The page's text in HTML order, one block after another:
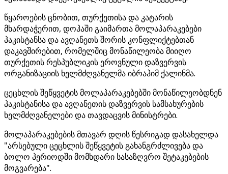
წყაროების ცნობით, თურქეთისა და კატარის
მხარდაჭერით, დოჰაში გაიმართა მოლაპარაკებები
პაკისტანსა და ავღანეთს შორის კონფლიქტებთან
დაკავშირებით, რომელშიც მონაწილეობა მიიღო
თურქეთის რესპუბლიკის ეროვნული დაზვერვის
ორგანიზაციის ხელმძღვანელმა იბრაჰიმ ქალინმა.
ცეცხლის შეწყვეტის მოლაპარაკებებში მონაწილეობდნენ
პაკისტანისა და ავღანეთის დაზვერვის სამსახურების
ხელმძღვანელები და თავდაცვის მინისტრები.
მოლაპარაკებების მთავარ დღის წესრიგად დასახელდა
"არსებული ცეცხლის შეწყვეტის გახანგრძლივება და
ბოლო პერიოდში მომხდარი სასაზღვრო შეტაკებების
მოგვარება".